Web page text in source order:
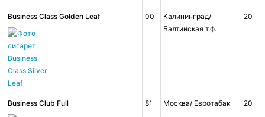
Business Class Golden Leaf 00
Калининград/
Балтийская т.ф.
20
Business Club Full 81 Москва/ Евротабак 20